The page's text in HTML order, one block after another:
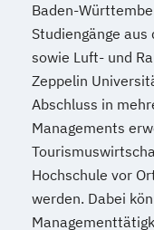
Baden-
Studiengänge
sowie Luft- und
Zeppelin
Abschluss in
Managements
Hochschule vor
werden. Dabei